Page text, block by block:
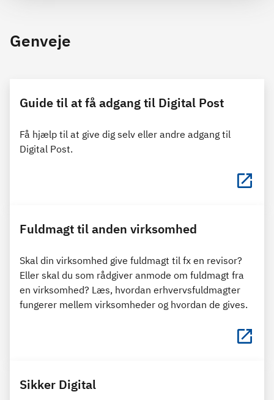
Genveje
Guide til at få adgang til Digital Post
Få hjælp til at give dig selv eller andre adgang til
Digital Post.
Fuldmagt til anden virksomhed
Skal din virksomhed give fuldmagt til fx en revisor?
Eller skal du som rådgiver anmode om fuldmagt fra
en virksomhed? Læs, hvordan erhvervsfuldmagter
fungerer mellem virksomheder og hvordan de gives.
Sikker Digital